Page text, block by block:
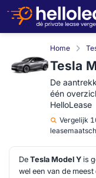
Home
Tesla
De
één
HelloLease
Vergelijk
De Tesla Model Y is
wel een van de